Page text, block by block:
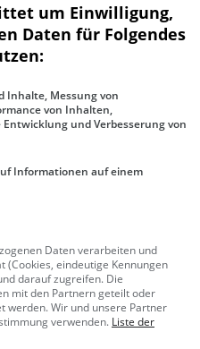
laden zu einem
- wer schafft es mit den
bezwingen?
für Minigolf in
sowohl für Kinder als
ein super Ausflugsziel
Bahnen mit tückischen
zu einem
- wer schafft es mit den
bezwingen?
um Einwilligung,
Daten für Folgendes
Inhalte, Messung von
von Inhalten,
und Verbesserung von
Informationen auf einem
Daten verarbeiten und
eindeutige Kennungen
darauf zugreifen. Die
mit den Partnern geteilt oder
werden. Wir und unsere Partner
verwenden. Liste der